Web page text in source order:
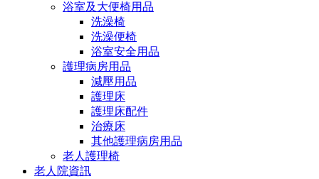
浴室及大便椅用品
洗澡椅
洗澡便椅
浴室安全用品
護理病房用品
減壓用品
護理床
護理床配件
治療床
其他護理病房用品
老人護理椅
老人院資訊